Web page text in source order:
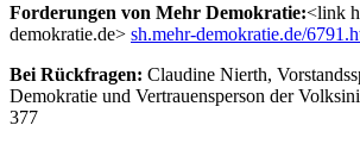
Forderungen von Mehr Demokratie:<link
demokratie.de> sh.mehr-demokratie.de/
Bei Rückfragen: Claudine Nierth,
Demokratie und Vertrauensperson der
377